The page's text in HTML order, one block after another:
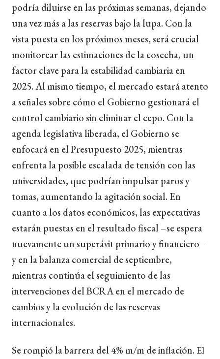
podría diluirse en las próximas semanas, dejando
una vez más a las reservas bajo la lupa. Con la
vista puesta en los próximos meses, será crucial
monitorear las estimaciones de la cosecha, un
factor clave para la estabilidad cambiaria en
2025. Al mismo tiempo, el mercado estará atento
a señales sobre cómo el Gobierno gestionará el
control cambiario sin eliminar el cepo. Con la
agenda legislativa liberada, el Gobierno se
enfocará en el Presupuesto 2025, mientras
enfrenta la posible escalada de tensión con las
universidades, que podrían impulsar paros y
tomas, aumentando la agitación social. En
cuanto a los datos económicos, las expectativas
estarán puestas en el resultado fiscal –se espera
nuevamente un superávit primario y financiero–
y en la balanza comercial de septiembre,
mientras continúa el seguimiento de las
intervenciones del BCRA en el mercado de
cambios y la evolución de las reservas
internacionales.
Se rompió la barrera del 4% m/m de inflación. El